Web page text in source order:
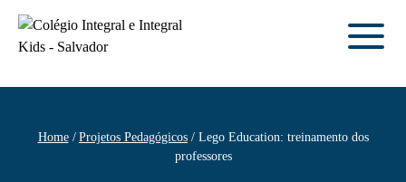
Home Projetos Pedagógicos
Lego Education: treinamento dos
professores